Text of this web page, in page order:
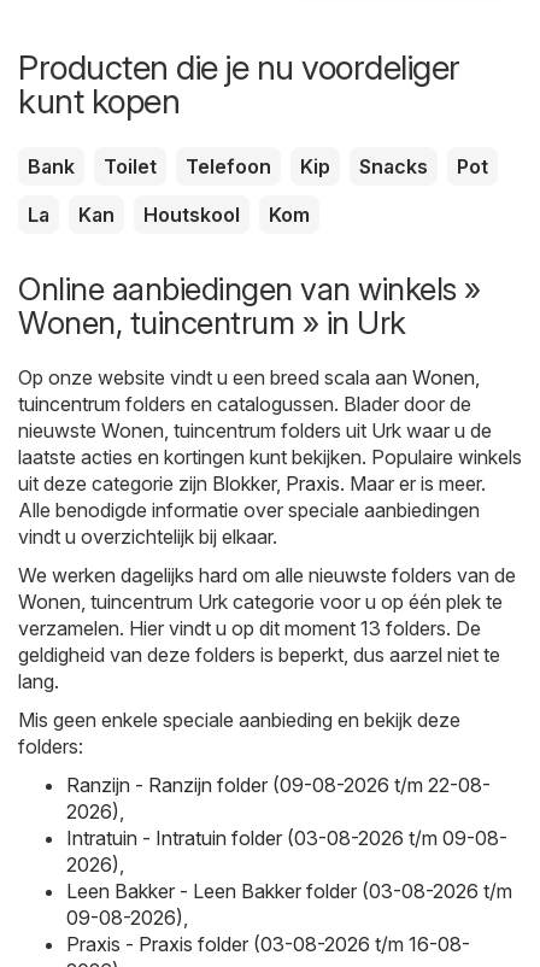
Producten die je nu voordeliger
kunt kopen
Bank Toilet Telefoon Kip Snacks
Pot
La
Kan Houtskool Kom
Online aanbiedingen van winkels »
Wonen, tuincentrum » in Urk
Op onze website vindt u een breed scala aan Wonen,
tuincentrum folders en catalogussen. Blader door de
nieuwste Wonen, tuincentrum folders uit Urk waar u de
laatste acties en kortingen kunt bekijken. Populaire winkels
uit deze categorie zijn Blokker, Praxis. Maar er is meer.
Alle benodigde informatie over speciale aanbiedingen
vindt u overzichtelijk bij elkaar.
We werken dagelijks hard om alle nieuwste folders van de
Wonen, tuincentrum Urk categorie voor u op één plek te
verzamelen. Hier vindt u op dit moment 13 folders. De
geldigheid van deze folders is beperkt, dus aarzel niet te
lang.
Mis geen enkele speciale aanbieding en bekijk deze
folders:
Ranzijn - Ranzijn folder (09-08-2026 t/m 22-08-
2026)
Intratuin - Intratuin folder (03-08-2026 t/m 09-08-
2026)
Leen Bakker - Leen Bakker folder (03-08-2026 t/m
09-08-2026)
Praxis - Praxis folder (03-08-2026 t/m 16-08-